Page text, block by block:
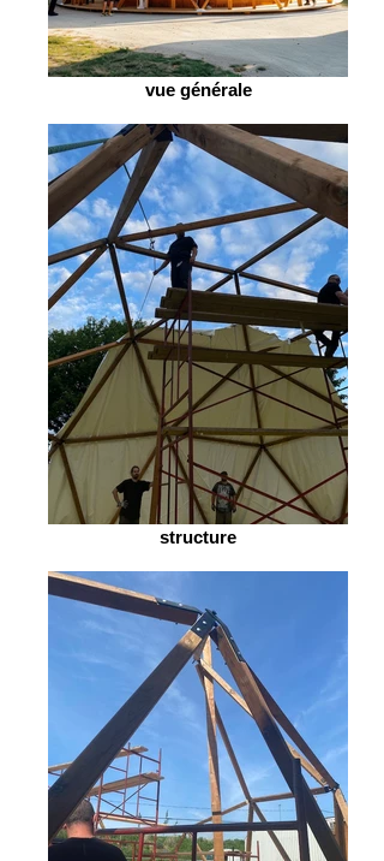
vue générale
structure